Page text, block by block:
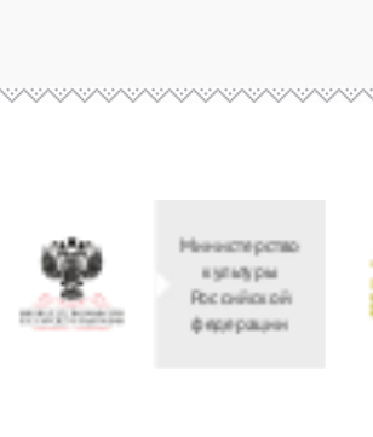
Министерство
культуры
Российской
федерации